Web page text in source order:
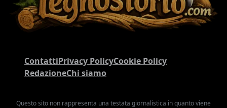
ContattiPrivacy PolicyCookie Policy
RedazioneChi siamo
Questo sito non rappresenta una testata giornalistica in quanto viene